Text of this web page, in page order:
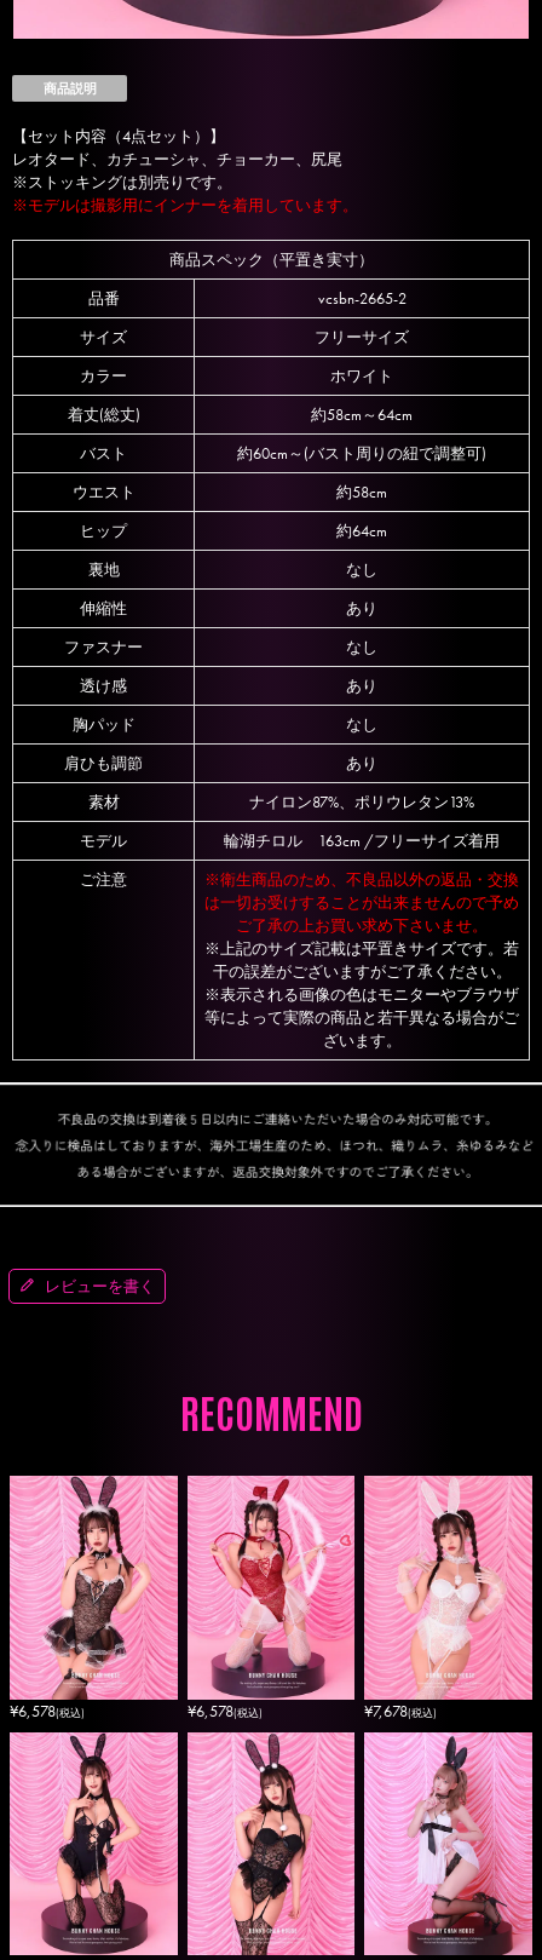
商品説明
【セット内容（4点セット）】
レオタード、カチューシャ、チョーカー、尻尾
※ストッキングは別売りです。
※モデルは撮影用にインナーを着用しています。
商品スペック（平置き実寸）
品番
vcsbn-2665-2
サイズ
フリーサイズ
カラー
ホワイト
着丈(総丈)
約58cm～64cm
バスト
約60cm～(バスト周りの紐で調整可)
ウエスト
約58cm
ヒップ
約64cm
裏地
なし
伸縮性
あり
ファスナー
なし
透け感
あり
胸パッド
なし
肩ひも調節
あり
素材
ナイロン87%、ポリウレタン13%
モデル
輪湖チロル 163cm /フリーサイズ着用
ご注意
※衛生商品のため、不良品以外の返品・交換
は一切お受けすることが出来ませんので予め
ご了承の上お買い求め下さいませ。
※上記のサイズ記載は平置きサイズです。若
干の誤差がございますがご了承ください。
※表示される画像の色はモニターやブラウザ
等によって実際の商品と若干異なる場合がご
ざいます。
レビューを書く
RECOMMEND
¥6,578(税込) ¥6,578(税込) ¥7,678(税込)